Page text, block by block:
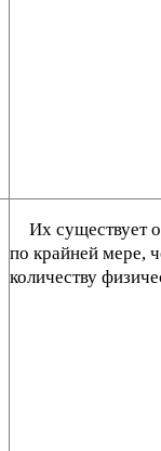
Их существует
по крайней мере,
количеству